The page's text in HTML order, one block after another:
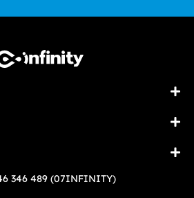
346 489 (07INFINITY)